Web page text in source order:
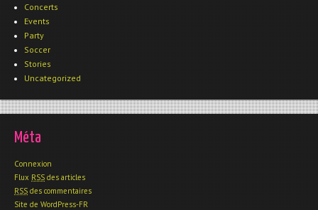
Concerts
Events
Party
Soccer
Stories
Uncategorized
Méta
Connexion
Flux RSS des articles
RSS des commentaires
Site de WordPress-FR